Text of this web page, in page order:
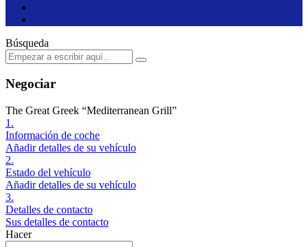
Búsqueda
Negociar
The Great Greek “Mediterranean Grill”
1.
Información de coche
Añadir detalles de su vehículo
2.
Estado del vehículo
Añadir detalles de su vehículo
3.
Detalles de contacto
Sus detalles de contacto
Hacer